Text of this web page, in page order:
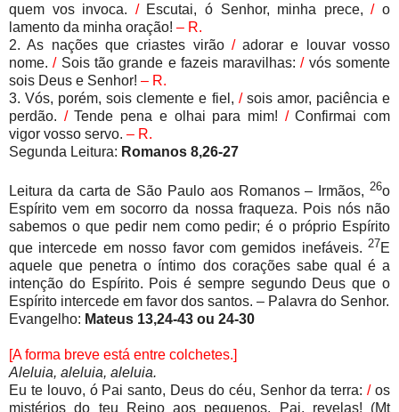
quem vos invoca. /Escutai, ó Senhor, minha prece,/o
lamento da minha oração! – R.
2. As nações que criastes virão /adorar e louvar vosso
nome./Sois tão grande e fazeis maravilhas:/vós somente
sois Deus e Senhor! – R.
3. Vós, porém, sois clemente e fiel, /sois amor, paciência e
perdão. /Tende pena e olhai para mim! /Confirmai com
vigor vosso servo. – R.
Segunda Leitura: Romanos 8,26-27
Leitura da carta de São Paulo aos Romanos – Irmãos, 26o
Espírito vem em socorro da nossa fraqueza. Pois nós não
sabemos o que pedir nem como pedir; é o próprio Espírito
que intercede em nosso favor com gemidos inefáveis. 27E
aquele que penetra o íntimo dos corações sabe qual é a
intenção do Espírito. Pois é sempre segundo Deus que o
Espírito intercede em favor dos santos. – Palavra do Senhor.
Evangelho: Mateus 13,24-43 ou 24-30
[A forma breve está entre colchetes.]
Aleluia, aleluia, aleluia.
Eu te louvo, ó Pai santo, Deus do céu, Senhor da terra:/os
mistérios do teu Reino aos pequenos, Pai, revelas! (Mt